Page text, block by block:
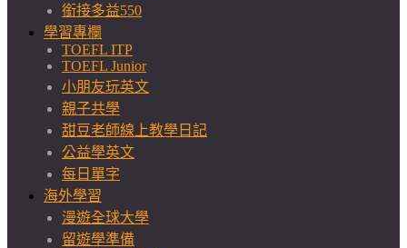
銜接多益550
學習專欄
TOEFL ITP
TOEFL Junior
小朋友玩英文
親子共學
甜豆老師線上教學日記
公益學英文
每日單字
海外學習
漫遊全球大學
留遊學準備